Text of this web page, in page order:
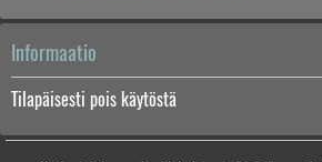
Informaatio
Tilapäisesti pois käytöstä